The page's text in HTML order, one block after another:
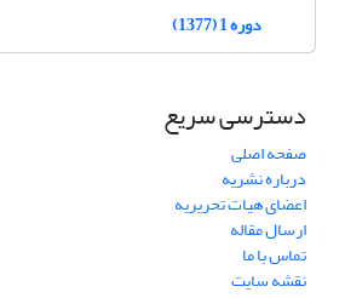
دوره 1 (1377)
دسترسی سریع
صفحه اصلی
درباره نشریه
اعضای هیات تحریریه
ارسال مقاله
تماس با ما
نقشه سایت